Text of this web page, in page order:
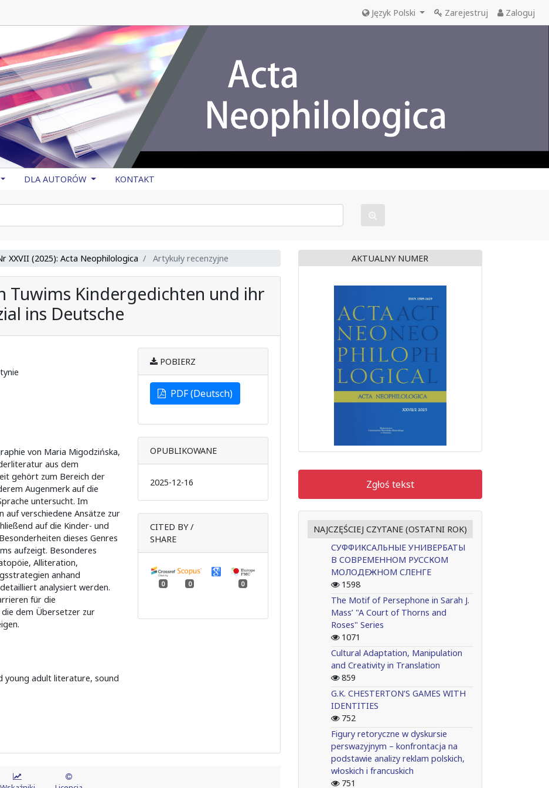
Język Polski Zarejestruj Zaloguj
DLA AUTORÓW KONTAKT
XXVII (2025): Acta Neophilologica Artykuły recenzyjne
Tuwims Kindergedichten und ihr
ins Deutsche
von Maria Migodzińska,
aus dem
gehört zum Bereich der
Augenmerk auf die
untersucht. Im
auf verschiedene Ansätze zur
auf die Kinder- und
dieses Genres
aufzeigt. Besonderes
Alliteration,
anhand
analysiert werden.
für die
dem Übersetzer zur
young adult literature, sound
POBIERZ
PDF (Deutsch)
OPUBLIKOWANE
2025-12-16
CITED BY /
SHARE
0 0 0
AKTUALNY NUMER
Zgłoś tekst
NAJCZĘŚCIEJ CZYTANE (OSTATNI ROK)
СУФФИКСАЛЬНЫЕ УНИВЕРБАТЫ
В СОВРЕМЕННОМ РУССКОМ
МОЛОДЕЖНОМ СЛЕНГЕ
1598
The Motif of Persephone in Sarah J.
Mass’ "A Court of Thorns and
Roses" Series
1071
Cultural Adaptation, Manipulation
and Creativity in Translation
859
G.K. CHESTERTON’S GAMES WITH
IDENTITIES
752
Figury retoryczne w dyskursie
perswazyjnym – konfrontacja na
podstawie analizy reklam polskich,
włoskich i francuskich
751